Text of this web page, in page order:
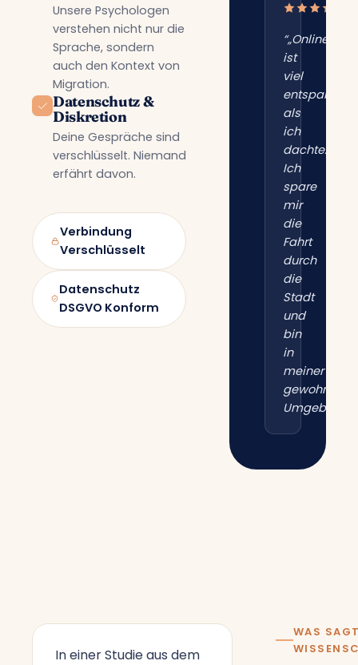
Unsere Psychologen
verstehen nicht nur die
Sprache, sondern
auch den Kontext von
Migration.
Datenschutz &
Diskretion
Deine Gespräche sind
verschlüsselt. Niemand
erfährt davon.
Verbindung
Verschlüsselt
Datenschutz
DSGVO Konform
“„Online
ist
viel
entspannter
als
ich
dachte.
Ich
spare
mir
die
Fahrt
durch
die
Stadt
und
bin
in
meiner
gewohnten
In einer Studie aus dem
WAS